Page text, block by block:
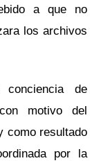
a que no
los archivos
de
motivo del
como resultado
por la